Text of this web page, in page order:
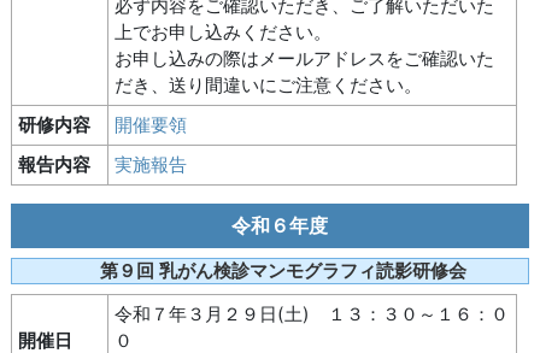
必ず内容をご確認いただき、ご了解いただいた
上でお申し込みください。
お申し込みの際はメールアドレスをご確認いた
だき、送り間違いにご注意ください。
研修内容
開催要領
報告内容
実施報告
令和６年度
第９回 乳がん検診マンモグラフィ読影研修会
開催日
令和７年３月２９日(土) １３：３０～１６：０
０